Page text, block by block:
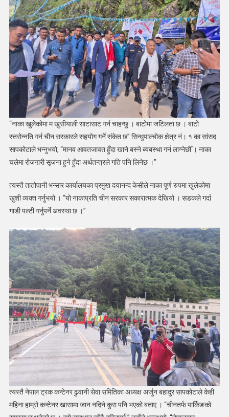
“नाका खुलेकोमा म खुसीयाली साटासाट गर्न चाहन्छु । बाटोमा जटिलता छ । बाटो
स्तरोन्नति गर्न चीन सरकारले सहयोग गर्ने संकेत छ” सिन्धुपाल्चोक क्षेत्र नं। १ का सांसद
सापकोटाले भन्नुभयो, “मानव आवतजावत हुँदा खाने बस्ने ब्यबस्था गर्न लाग्नेछौँ । नाका
चलेमा रोजगारी सृजना हुने हुँदा अर्थतन्त्रले गति पनि लिनेछ ।”
त्यस्तै तातोपानी भन्सार कार्यालयका प्रमुख दयानन्द केसीले नाका पूर्ण रुपमा खुलेकोमा
खुशी व्यक्त गर्नुभयो । “यो नाकाप्रति चीन सरकार सकारात्मक देखियो । सडकले गर्दा
गाडी पल्टी गर्नुपर्ने अवस्था छ ।”
त्यस्तै नेपाल ट्रक कन्टेनर ढुवानी सेवा समितिका अध्यक्ष अर्जुन बहादुर सापकोटाले केही
महिना हाम्रो कन्टेनर खासामा जान नदिने कुरा पनि भएको बताए । “चीनतर्फ पार्किङको